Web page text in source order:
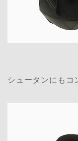
シュータンにもコ